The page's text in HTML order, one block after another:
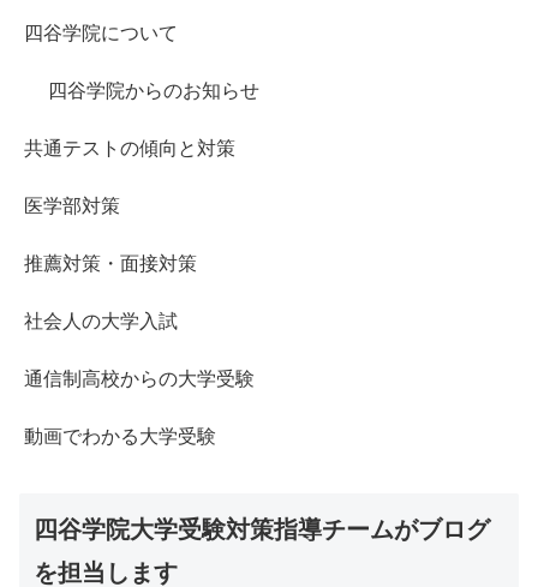
四谷学院について
四谷学院からのお知らせ
共通テストの傾向と対策
医学部対策
推薦対策・面接対策
社会人の大学入試
通信制高校からの大学受験
動画でわかる大学受験
四谷学院大学受験対策指導チームがブログ
を担当します